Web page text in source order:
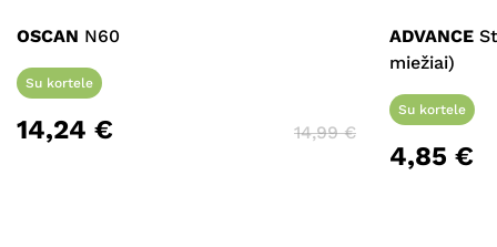
OSCAN N60
Su kortele
14,24 € 14,99€
ADVANCE
miežiai)
Su kortele
4,85 €